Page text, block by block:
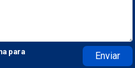
para
Enviar